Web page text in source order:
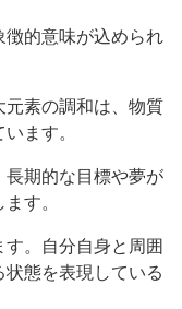
徴的意味が込められ
元素の調和は、物質
ます。
長期的な目標や夢が
す。
。自分自身と周囲
態を表現している